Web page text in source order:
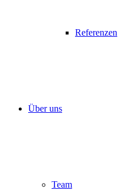
Referenzen
Über uns
Team